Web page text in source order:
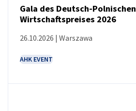
Gala des Deutsch-Polnischen
Wirtschaftspreises 2026
26.10.2026 | Warszawa
AHK EVENT